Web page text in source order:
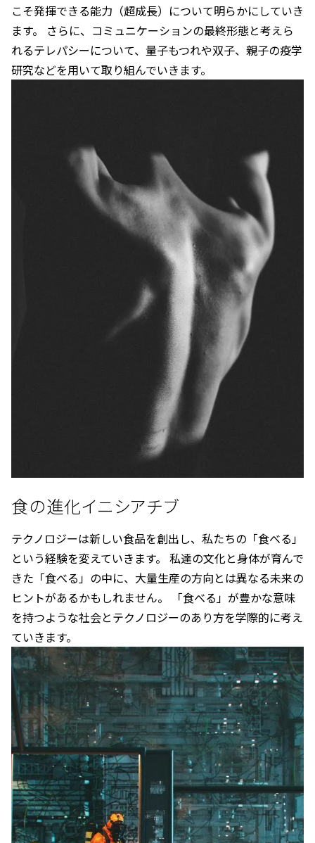
こそ発揮できる能力（超成長）について明らかにしていき
ます。 さらに、コミュニケーションの最終形態と考えら
れるテレパシーについて、量子もつれや双子、親子の疫学
研究などを用いて取り組んでいきます。
食の進化イニシアチブ
テクノロジーは新しい食品を創出し、私たちの「食べる」
という経験を変えていきます。 私達の文化と身体が育んで
きた「食べる」の中に、大量生産の方向とは異なる未来の
ヒントがあるかもしれません。 「食べる」が豊かな意味
を持つような社会とテクノロジーのあり方を学際的に考え
ていきます。